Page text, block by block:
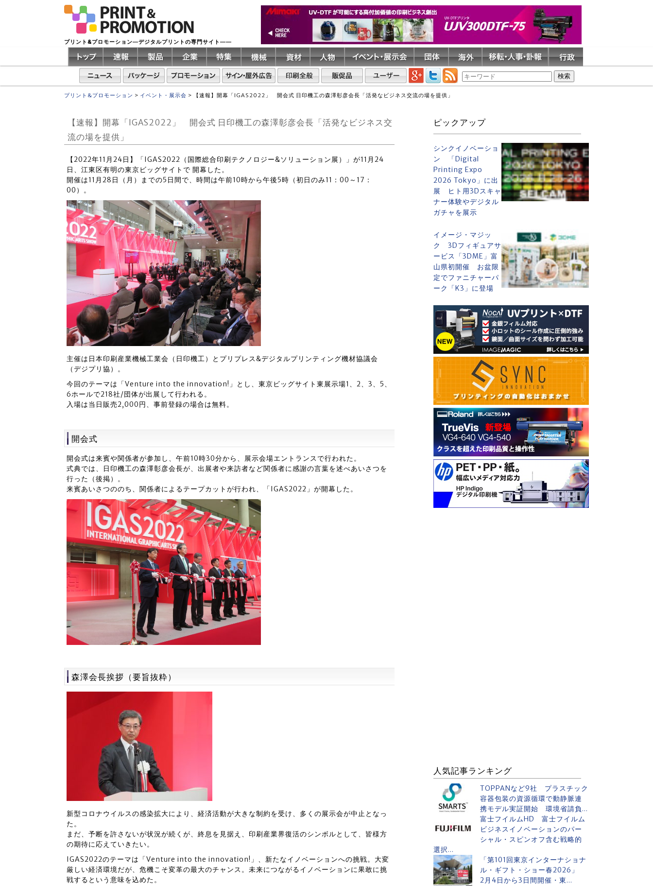
プリント&プロモーション―デジタルプリントの専門サイト――
プリント&プロモーション > イベント・展示会 > 【速報】開幕「IGAS2022」 開会式 日印機工の森澤彰彦会長「活発なビジネス交流の場を提供」
【速報】開幕「IGAS2022」 開会式 日印機工の森澤彰彦会長「活発なビジネス交
流の場を提供」
【2022年11月24日】「IGAS2022（国際総合印刷テクノロジー&ソリューション展）」が11月24
日、江東区有明の東京ビッグサイトで 開幕した。
開催は11月28日（月）までの5日間で、時間は午前10時から午後5時（初日のみ11：00～17：
00）。
主催は日本印刷産業機械工業会（日印機工）とプリプレス&デジタルプリンティング機材協議会
（デジプリ協）。
今回のテーマは「Venture into the innovation!」とし、東京ビッグサイト東展示場1、2、3、5、
6ホールで218社/団体が出展して行われる。
入場は当日販売2,000円、事前登録の場合は無料。
開会式
開会式は来賓や関係者が参加し、午前10時30分から、展示会場エントランスで行われた。
式典では、日印機工の森澤彰彦会長が、出展者や来訪者など関係者に感謝の言葉を述べあいさつを
行った（後掲）。
来賓あいさつののち、関係者によるテープカットが行われ、「IGAS2022」が開幕した。
森澤会長挨拶（要旨抜粋）
新型コロナウイルスの感染拡大により、経済活動が大きな制約を受け、多くの展示会が中止となっ
た。
まだ、予断を許さないが状況が続くが、終息を見据え、印刷産業界復活のシンボルとして、皆様方
の期待に応えていきたい。
IGAS2022のテーマは「Venture into the innovation!」、新たなイノベーションへの挑戦。大変
厳しい経済環境だが、危機こそ変革の最大のチャンス。未来につながるイノベーションに果敢に挑
戦するという意味を込めた。
ピックアップ
シンクイノベーショ
ン 「Digital
Printing Expo
2026 Tokyo」に出
展 ヒト用3Dスキャ
ナー体験やデジタル
ガチャを展示
イメージ・マジッ
ク 3Dフィギュアサ
ービス「3DME」富
山県初開催 お盆限
定でファニチャーパ
ーク「K3」に登場
人気記事ランキング
TOPPANなど9社 プラスチック
容器包装の資源循環で動静脈連
携モデル実証開始 環境省請負...
富士フイルムHD 富士フイルム
ビジネスイノベーションのパー
シャル・スピンオフ含む戦略的
選択...
「第101回東京インターナショナ
ル・ギフト・ショー春2026」
2月4日から3日間開催・東...